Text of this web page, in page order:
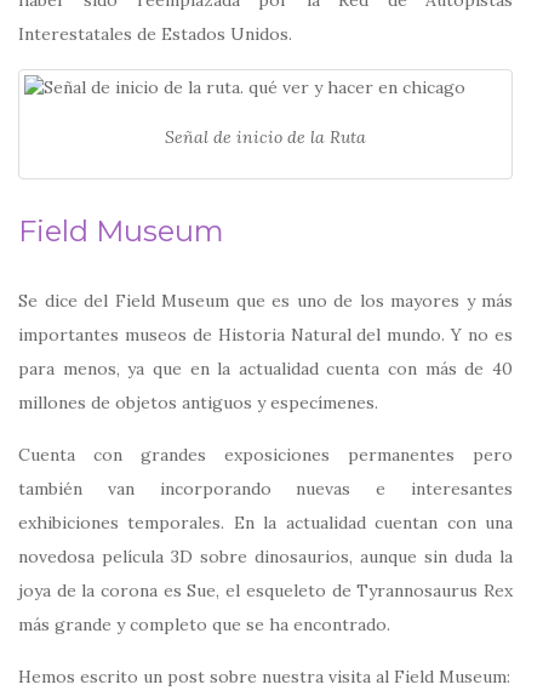
Interestatales de Estados Unidos.
Señal de inicio de la Ruta
Field Museum
Se dice del Field Museum que es uno de los mayores y más
importantes museos de Historia Natural del mundo. Y no es
para menos, ya que en la actualidad cuenta con más de 40
millones de objetos antiguos y especímenes.
Cuenta con grandes exposiciones permanentes pero
también van incorporando nuevas e interesantes
exhibiciones temporales. En la actualidad cuentan con una
novedosa película 3D sobre dinosaurios, aunque sin duda la
joya de la corona es Sue, el esqueleto de Tyrannosaurus Rex
más grande y completo que se ha encontrado.
Hemos escrito un post sobre nuestra visita al Field Museum: